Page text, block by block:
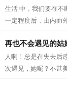
生活 中，我们要在不
一定程度后，由内而
迹象。 常自省 人生
再也不会遇见的姑
人啊！总是在失去后
次遇见，她呢？不甚
向往，在人群中拥挤